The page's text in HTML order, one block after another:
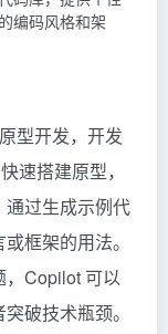
编码风格和架
型开发，开发
速搭建原型，
过生成示例代
框架的用法。
Copilot 可以
破技术瓶颈。